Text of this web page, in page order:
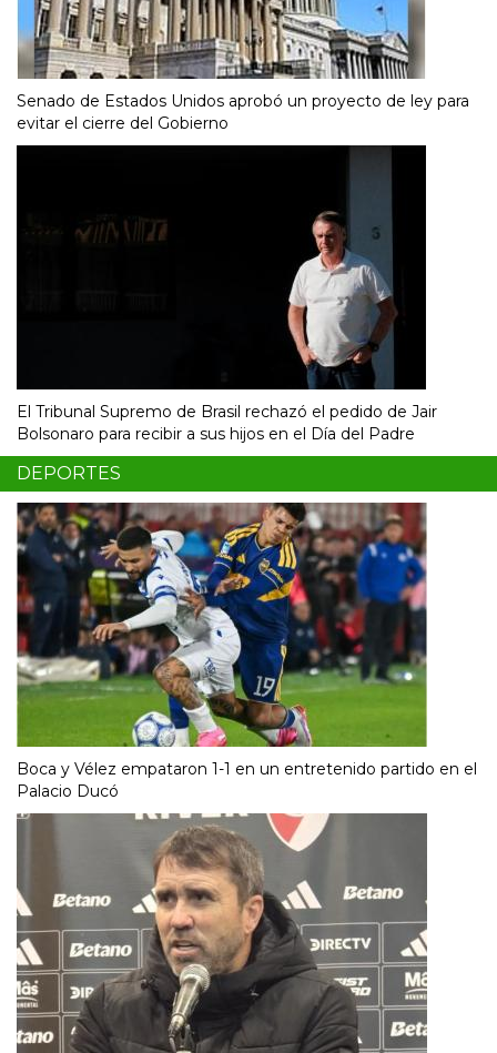
Senado de Estados Unidos aprobó un proyecto de ley para
evitar el cierre del Gobierno
El Tribunal Supremo de Brasil rechazó el pedido de Jair
Bolsonaro para recibir a sus hijos en el Día del Padre
DEPORTES
Boca y Vélez empataron 1-1 en un entretenido partido en el
Palacio Ducó